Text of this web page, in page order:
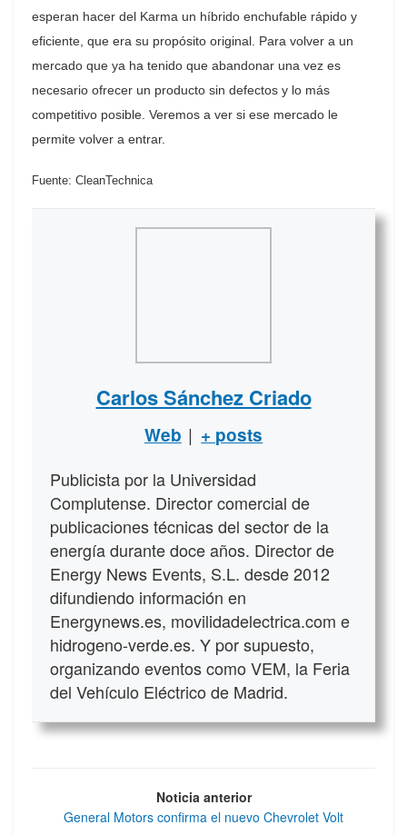
esperan hacer del Karma un híbrido enchufable rápido y
eficiente, que era su propósito original. Para volver a un
mercado que ya ha tenido que abandonar una vez es
necesario ofrecer un producto sin defectos y lo más
competitivo posible. Veremos a ver si ese mercado le
permite volver a entrar.
Fuente: CleanTechnica
Carlos Sánchez Criado
Web | + posts
Publicista por la Universidad
Complutense. Director comercial de
publicaciones técnicas del sector de la
energía durante doce años. Director de
Energy News Events, S.L. desde 2012
difundiendo información en
Energynews.es, movilidadelectrica.com e
hidrogeno-verde.es. Y por supuesto,
organizando eventos como VEM, la Feria
del Vehículo Eléctrico de Madrid.
Noticia anterior
General Motors confirma el nuevo Chevrolet Volt